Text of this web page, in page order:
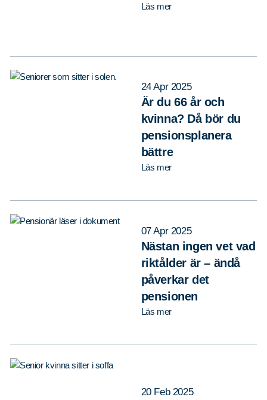
Läs mer
24 Apr 2025
Är du 66 år och
kvinna? Då bör du
pensionsplanera
bättre
Läs mer
07 Apr 2025
Nästan ingen vet vad
riktålder är – ändå
påverkar det
pensionen
Läs mer
20 Feb 2025